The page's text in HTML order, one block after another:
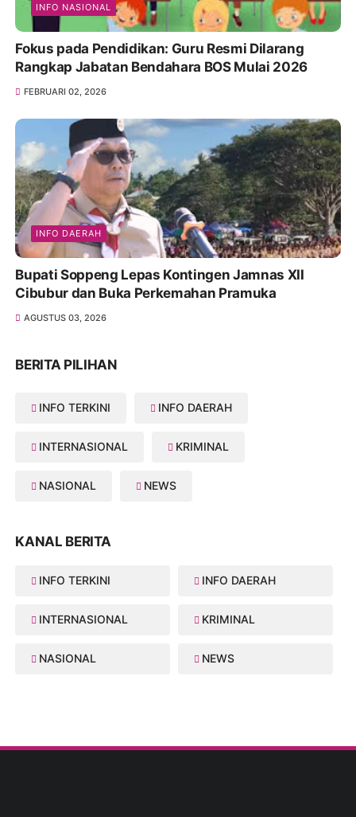
INFO NASIONAL
Fokus pada Pendidikan: Guru Resmi Dilarang
Rangkap Jabatan Bendahara BOS Mulai 2026
FEBRUARI 02, 2026
INFO DAERAH
Bupati Soppeng Lepas Kontingen Jamnas XII
Cibubur dan Buka Perkemahan Pramuka
AGUSTUS 03, 2026
BERITA PILIHAN
INFO TERKINI INFO DAERAH
INTERNASIONAL KRIMINAL
NASIONAL NEWS
KANAL BERITA
INFO TERKINI INFO DAERAH
INTERNASIONAL KRIMINAL
NASIONAL NEWS